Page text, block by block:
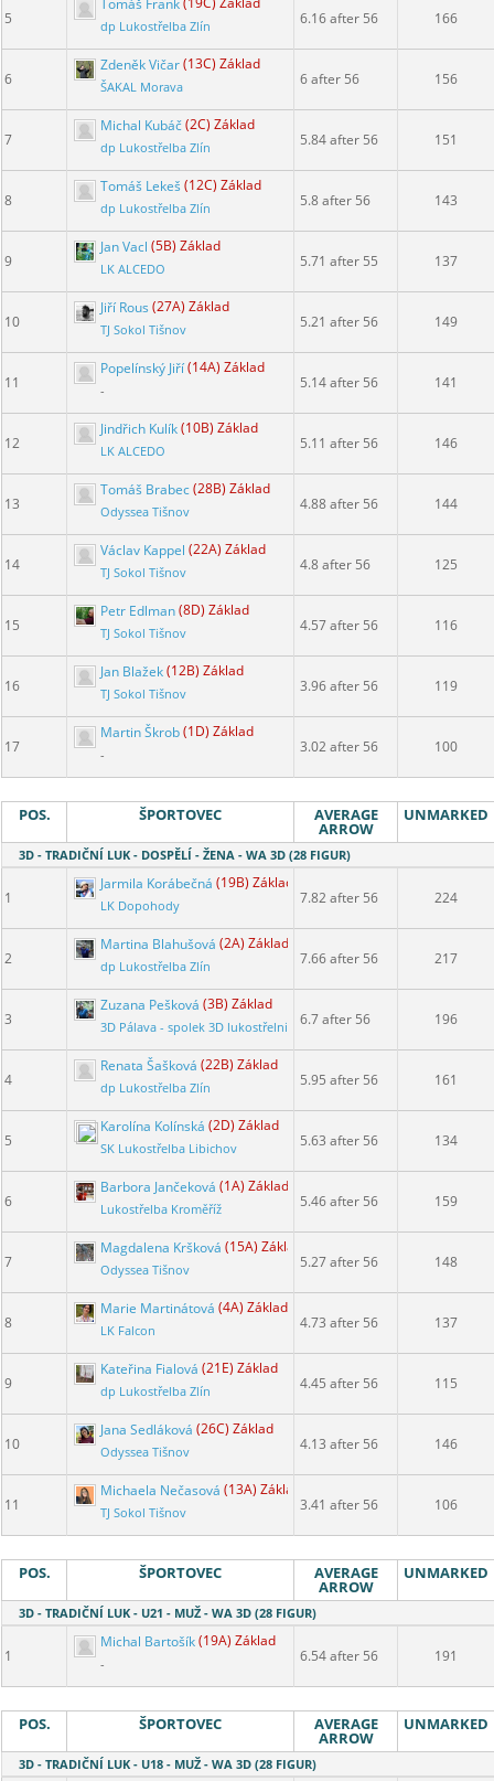
5 dp Lukostřelba Zlín 6.16 after 56 166
6
Zdeněk Vičar(13C) Základ
ŠAKAL Morava 6 after 56 156
7
Michal Kubáč(2C) Základ
dp Lukostřelba Zlín 5.84 after 56 151
8
Tomáš Lekeš (12C) Základ
dp Lukostřelba Zlín 5.8 after 56 143
9
Jan Vacl (5B) Základ
LK ALCEDO 5.71 after 55 137
10
Jiří Rous (27A) Základ
TJ Sokol Tišnov 5.21 after 56 149
11
Popelínský Jiří(14A) Základ
- 5.14 after 56 141
12
Jindřich Kulík(10B) Základ
LK ALCEDO 5.11 after 56 146
13
Tomáš Brabec(28B) Základ
Odyssea Tišnov 4.88 after 56 144
14
Václav Kappel (22A) Základ
TJ Sokol Tišnov 4.8 after 56 125
15
Petr Edlman(8D) Základ
TJ Sokol Tišnov 4.57 after 56 116
16
Jan Blažek(12B) Základ
TJ Sokol Tišnov 3.96 after 56 119
17
Martin Škrob(1D) Základ
- 3.02 after 56 100
POS. ŠPORTOVEC AVERAGE
ARROW
UNMARKED
3D - TRADIČNÍ LUK - DOSPĚLÍ - ŽENA - WA 3D (28 FIGUR)
1
Jarmila Korábečná (19B) Základ
LK Dopohody 7.82 after 56 224
2
Martina Blahušová (2A) Základ
dp Lukostřelba Zlín 7.66 after 56 217
3
Zuzana Pešková (3B) Základ
3D Pálava - spolek 3D lukostřelnice 6.7 after 56 196
4
Renata Šašková (22B) Základ
dp Lukostřelba Zlín 5.95 after 56 161
5
Karolína Kolínská (2D) Základ
SK Lukostřelba Libichov 5.63 after 56 134
6
Barbora Jančeková (1A) Základ
Lukostřelba Kroměříž 5.46 after 56 159
7
Magdalena Kršková (15A) Základ
Odyssea Tišnov 5.27 after 56 148
8
Marie Martinátová (4A) Základ
LK Falcon 4.73 after 56 137
9
Kateřina Fialová (21E) Základ
dp Lukostřelba Zlín 4.45 after 56 115
10
Jana Sedláková (26C) Základ
Odyssea Tišnov 4.13 after 56 146
11
Michaela Nečasová (13A) Základ
TJ Sokol Tišnov 3.41 after 56 106
POS. ŠPORTOVEC AVERAGE
ARROW
UNMARKED
3D - TRADIČNÍ LUK - U21 - MUŽ - WA 3D (28 FIGUR)
1
Michal Bartošík(19A) Základ
- 6.54 after 56 191
POS. ŠPORTOVEC AVERAGE
ARROW
UNMARKED
3D - TRADIČNÍ LUK - U18 - MUŽ - WA 3D (28 FIGUR)